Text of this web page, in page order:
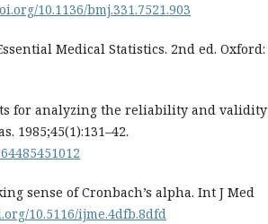
10.1136/bmj.331.7521.903
Medical Statistics. 2nd ed. Oxford:
for analyzing the reliability and validity
1985;45(1):131–42.
sense of Cronbach’s alpha. Int J Med
10.5116/ijme.4dfb.8dfd